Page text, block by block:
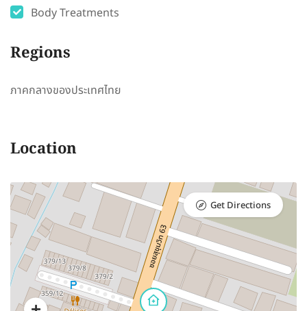
Body Treatments
Regions
ภาคกลางของประเทศไทย
Location
Get Directions